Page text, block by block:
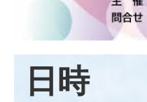
日時